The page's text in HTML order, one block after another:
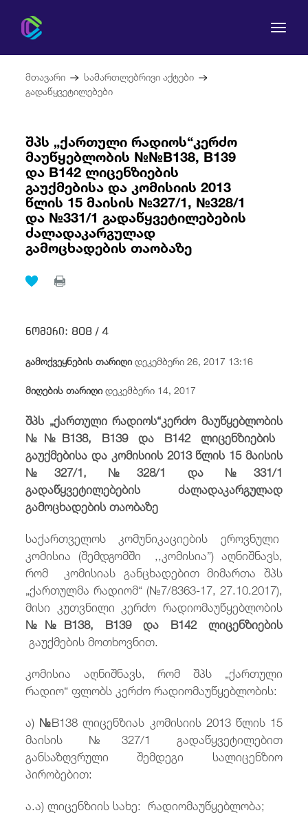
კომისია
მომხმარებლის უფლებები
რეგულირება
სამართლებრივი აქტები
მთავარი სამართლებრივი აქტები
გადაწყვეტილებები
შპს „ქართული რადიოს“კერძო
მაუწყებლობის №№B138, B139
და B142 ლიცენზიების
გაუქმებისა და კომისიის 2013
წლის 15 მაისის №327/1, №328/1
და №331/1 გადაწყვეტილებების
ძალადაკარგულად
გამოცხადების თაობაზე
ნომერი: 808 / 4
გამოქვეყნების თარიღიდეკემბერი 26, 2017 13:16
მიღების თარიღიდეკემბერი 14, 2017
შპს „ქართული რადიოს“კერძო მაუწყებლობის
№№B138, B139 და B142ლიცენზიების
გაუქმებისადაკომისიის2013წლის 15 მაისის
№327/1, №328/1 და №331/1
გადაწყვეტილებების ძალადაკარგულად
გამოცხადებისთაობაზე
საქართველოს კომუნიკაციების ეროვნული
კომისია (შემდგომში ,,კომისია”) აღნიშნავს,
რომ კომისიას განცხადებით მიმართა შპს
„ქართულმა რადიომ“ (№7/8363-17, 27.10.2017),
მისი კუთვნილი კერძო რადიომაუწყებლობის
№№B138, B139 და B142 ლიცენზიების
გაუქმების მოთხოვნით.
კომისია აღნიშნავს, რომ შპს „ქართული
რადიო“ ფლობს კერძო რადიომაუწყებლობის:
ა) №B138 ლიცენზიას კომისიის 2013 წლის 15
მაისის №327/1 გადაწყვეტილებით
განსაზღვრული შემდეგი სალიცენზიო
პირობებით:
ა.ა) ლიცენზიის სახე: რადიომაუწყებლობა;